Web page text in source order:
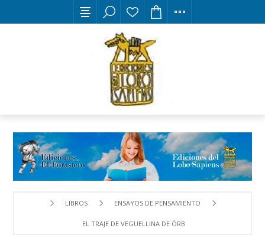
LIBROS ENSAYOS DE PENSAMIENTO
EL TRAJE DE VEGUELLINA DE ÓRBIGO